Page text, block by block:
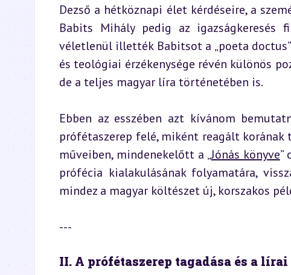
Dezső a hétköznapi élet kérdéseire, a
Babits Mihály pedig az igazságkeresés
véletlenül illették Babitsot a „poeta
és teológiai érzékenysége révén különös
de a teljes magyar líra történetében is.
Ebben az esszében azt kívánom
prófétaszerep felé, miként reagált
műveiben, mindenekelőtt a „Jónás könyve”
prófécia kialakulásának folyamatára,
mindez a magyar költészet új, korszakos
---
II. A prófétaszerep tagadása és a